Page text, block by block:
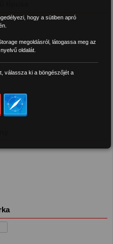
típusa
hogy a sütiben apró
megoldásról, látogassa meg az
oldalát.
válassza ki a böngészőjét a